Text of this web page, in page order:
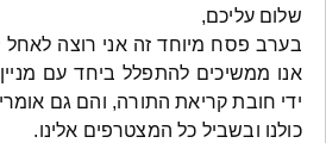
שלום עליכם,
בערב פסח מיוחד זה אני רוצה
אנו ממשיכים להתפלל ביחד עם
ידי חובת קריאת התורה, והם גם
כולנו ובשביל כל המצטרפים אלינו.